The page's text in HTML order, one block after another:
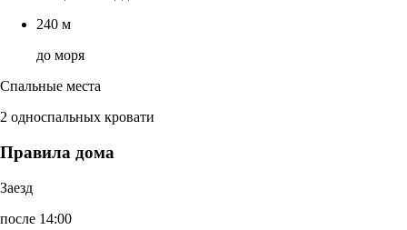
240 м
до моря
Спальные места
2 односпальных кровати
Правила дома
Заезд
после 14:00